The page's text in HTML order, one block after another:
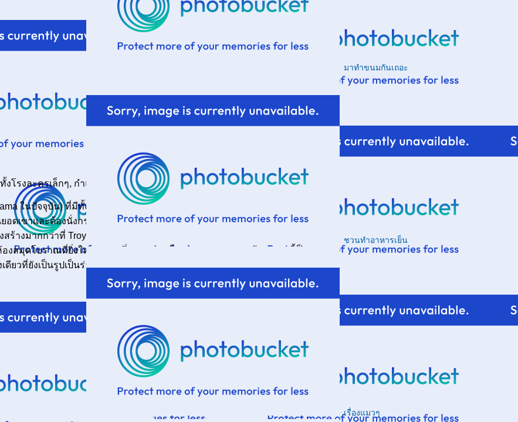
งโรงละครเล็กๆ, กำแพง, ป้อม ฯลฯ
ในปัจจุบัน) ที่มีทั้ง Acropolis (เป็นที่พบปะของชาวเมือง) และ Asklepion
ดเขาและต้องนั่งกระเช้าขึ้นไป วิวจากยอดเขาทำให้สามารถจินตนาการได้
างมากกว่าที่ Troy แต่ Temple of Trajan และแท่นบูชา Zeus ก็เหลือแต่เสา
สมุดโบราณที่ยิ่งใหญ่แห่งหนึ่ง และเคยเก็บเอกสาร 200,000 ม้วน ตอนนี้ก็
ยวที่ยังเป็นรูปเป็นร่างอยู่ค่ะ
มาทำขนมกันเถอะ
ชวนทำอาหารเย็น
เรื่องแมวๆ